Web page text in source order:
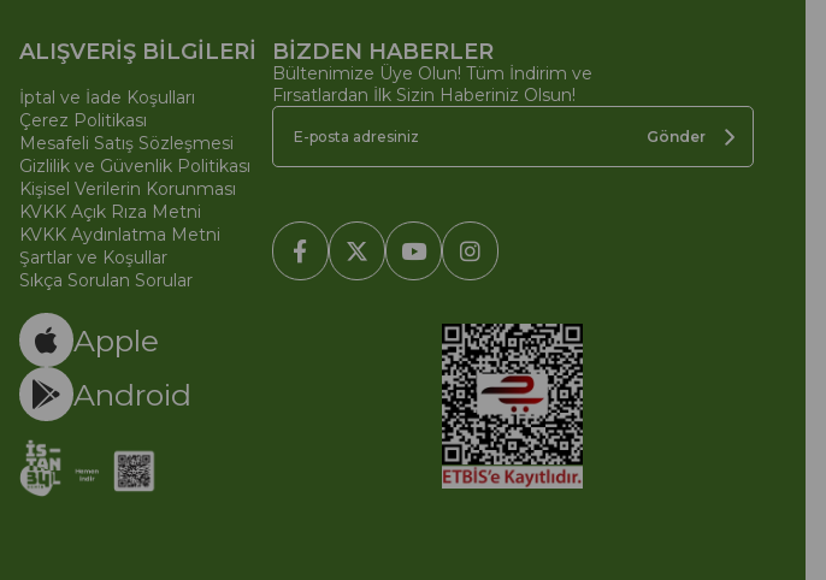
ALIŞVERİŞ BİLGİLERİ
İptal ve İade Koşulları
Çerez Politikası
Mesafeli Satış Sözleşmesi
Gizlilik ve Güvenlik Politikası
Kişisel Verilerin Korunması
KVKK Açık Rıza Metni
KVKK Aydınlatma Metni
Şartlar ve Koşullar
Sıkça Sorulan Sorular
Apple
Android
BİZDEN HABERLER
Bültenimize Üye Olun! Tüm İndirim ve
Fırsatlardan İlk Sizin Haberiniz Olsun!
Gönder